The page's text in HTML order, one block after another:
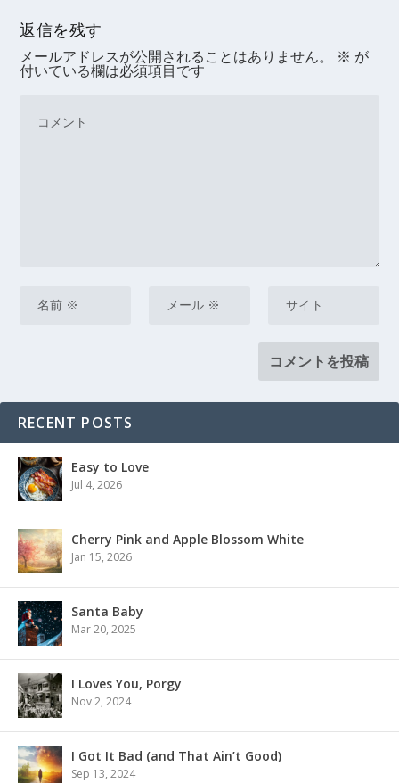
返信を残す
メールアドレスが公開されることはありません。 ※ が
付いている欄は必須項目です
RECENT POSTS
Easy to Love
Jul 4, 2026
Cherry Pink and Apple Blossom White
Jan 15, 2026
Santa Baby
Mar 20, 2025
I Loves You, Porgy
Nov 2, 2024
I Got It Bad (and That Ain’t Good)
Sep 13, 2024